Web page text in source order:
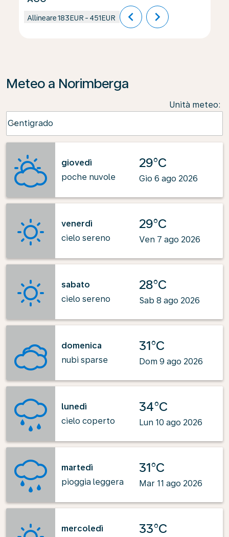
Allineare183EUR - 451EUR chevron_left chevron_right
Meteo a Norimberga
Unità meteo:
Centigrado
keyboard_arrow_down
giovedì
poche nuvole
29°C
Gio 6 ago 2026
venerdì
cielo sereno
29°C
Ven 7 ago 2026
sabato
cielo sereno
28°C
Sab 8 ago 2026
domenica
nubi sparse
31°C
Dom 9 ago 2026
lunedì
cielo coperto
34°C
Lun 10 ago 2026
martedì
pioggia leggera
31°C
Mar 11 ago 2026
mercoledì
33°C